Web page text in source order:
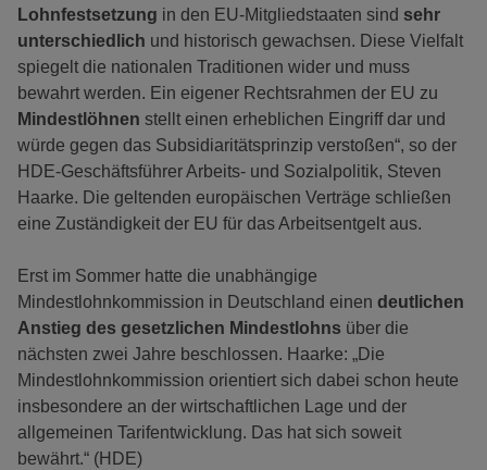
Lohnfestsetzung in den EU-Mitgliedstaaten sind sehr
unterschiedlich und historisch gewachsen. Diese Vielfalt
spiegelt die nationalen Traditionen wider und muss
bewahrt werden. Ein eigener Rechtsrahmen der EU zu
Mindestlöhnen stellt einen erheblichen Eingriff dar und
würde gegen das Subsidiaritätsprinzip verstoßen“, so der
HDE-Geschäftsführer Arbeits- und Sozialpolitik, Steven
Haarke. Die geltenden europäischen Verträge schließen
eine Zuständigkeit der EU für das Arbeitsentgelt aus.
Erst im Sommer hatte die unabhängige
Mindestlohnkommission in Deutschland einen deutlichen
Anstieg des gesetzlichen Mindestlohns über die
nächsten zwei Jahre beschlossen. Haarke: „Die
Mindestlohnkommission orientiert sich dabei schon heute
insbesondere an der wirtschaftlichen Lage und der
allgemeinen Tarifentwicklung. Das hat sich soweit
bewährt.“ (HDE)